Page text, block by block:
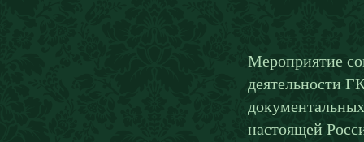
Мероприятие
деятельности
настоящей